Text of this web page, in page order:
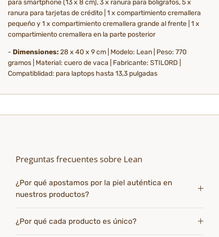
para smartphone (13 x 8 cm), 3 x ranura para bolígrafos, 5 x
ranura para tarjetas de crédito | 1 x compartimiento cremallera
pequeño y 1 x compartimiento cremallera grande al frente | 1 x
compartimiento cremallera en la parte posterior
- Dimensiones:28 x 40 x 9 cm | Modelo: Lean | Peso: 770
gramos | Material: cuero de vaca | Fabricante: STILORD |
Compatiblidad: para laptops hasta 13,3 pulgadas
Preguntas frecuentes sobre Lean
¿Por qué apostamos por la piel auténtica en
nuestros productos?
¿Por qué cada producto es único?